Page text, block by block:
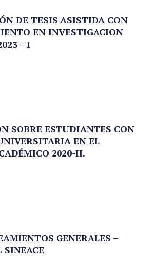
DE TESIS ASISTIDA CON
EN INVESTIGACION
– I
SOBRE ESTUDIANTES CON
EN EL
2020-II.
GENERALES –
SINEACE